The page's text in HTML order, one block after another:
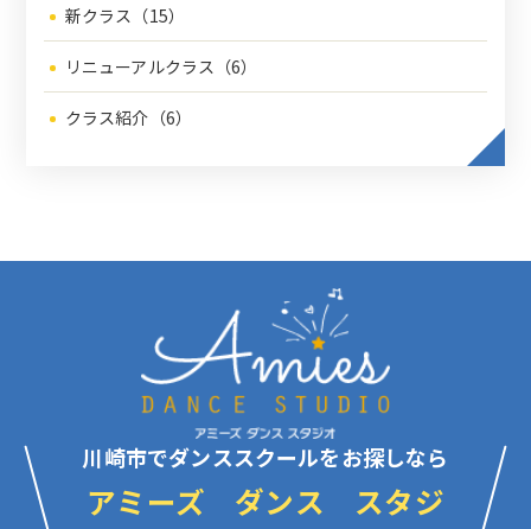
新クラス（15）
リニューアルクラス（6）
クラス紹介（6）
川崎市でダンススクールをお探しなら
アミーズ ダンス スタジ